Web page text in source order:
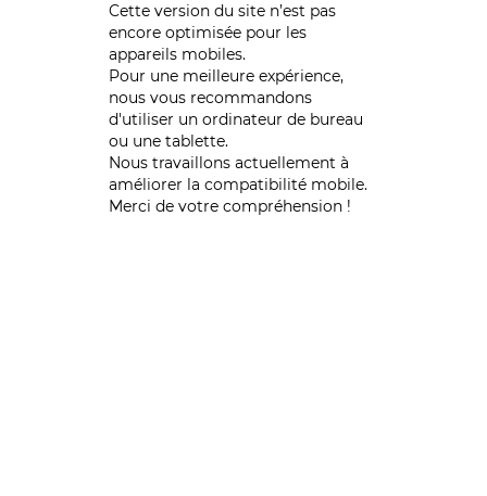
Cette version du site n’est pas
encore optimisée pour les
appareils mobiles.
Pour une meilleure expérience,
nous vous recommandons
d'utiliser un ordinateur de bureau
ou une tablette.
Nous travaillons actuellement à
améliorer la compatibilité mobile.
Merci de votre compréhension !